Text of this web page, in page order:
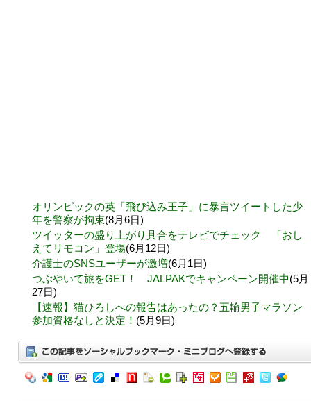
オリンピックの英「飛び込み王子」に暴言ツイートした少
年を警察が拘束(8月6日)
ツイッターの盛り上がり具合をテレビでチェック 「おし
えてリモコン」登場(6月12日)
介護士のSNSユーザーが激増(6月1日)
つぶやいて旅をGET！ JALPAKでキャンペーン開催中(5月
27日)
【速報】猫ひろしへの報告はあったの？五輪男子マラソン
参加資格なしと決定！ (5月9日)